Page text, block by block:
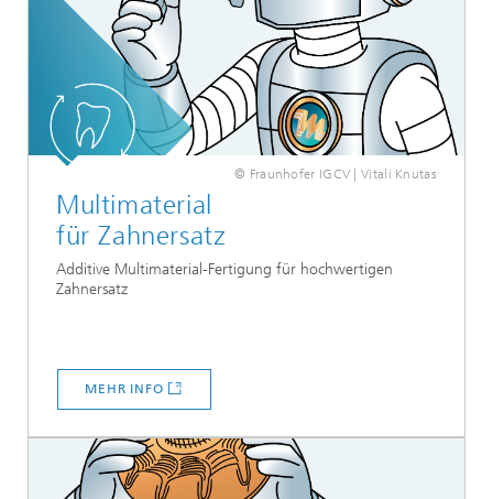
© Fraunhofer IGCV | Vitali Knutas
Multimaterial
für Zahnersatz
Additive Multimaterial-Fertigung für hochwertigen
Zahnersatz
MEHR INFO